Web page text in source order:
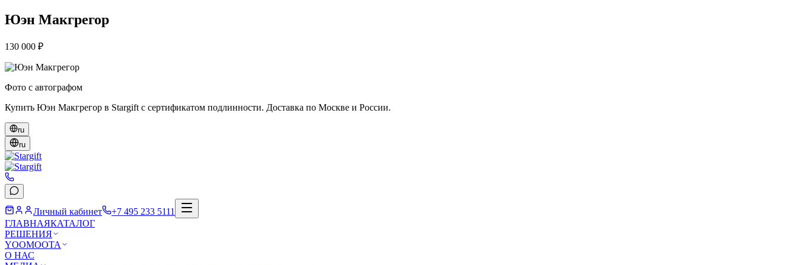
Юэн Макгрегор
130 000 ₽
Фото с автографом
Купить Юэн Макгрегор в Stargift с сертификатом подлинности. Доставка по Москве и России.
ru
ru
Личный кабинет
+7 495 233 5111
ГЛАВНАЯКАТАЛОГ
РЕШЕНИЯ
YOOMOOTA
О НАС